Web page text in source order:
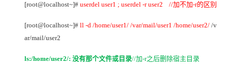
[root@localhost~]# userdel user1 ; userdel -r user2 //加不加-r的区别
[root@localhost~]# ll -d /home/user1/ /var/mail/user1 /home/user2/ /v
ar/mail/user2
ls:/home/user2/: 没有那个文件或目录//加-r之后删除宿主目录